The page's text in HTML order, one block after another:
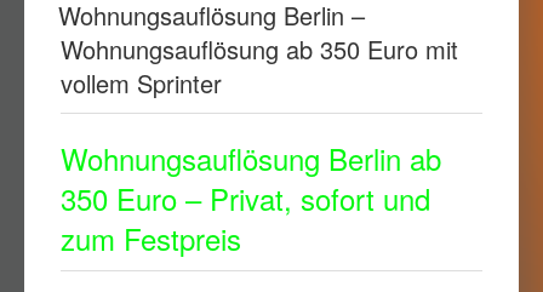
Wohnungsauflösung Berlin –
Wohnungsauflösung ab 350 Euro mit
vollem Sprinter
Wohnungsauflösung Berlin ab
350 Euro – Privat, sofort und
zum Festpreis